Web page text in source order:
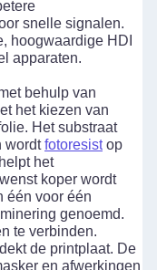
achter
terug!
snelle signalen.
hoogwaardige HDI
apparaten.
behulp van
het kiezen van
Het substraat
wordtfotoresist op
het
koper wordt
één voor één
genoemd.
te verbinden.
de printplaat. De
en afwerkingen